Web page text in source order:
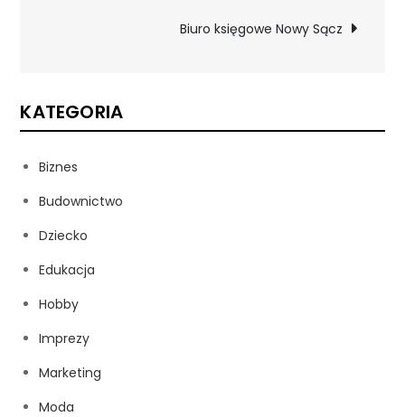
Biuro księgowe Nowy Sącz
KATEGORIA
Biznes
Budownictwo
Dziecko
Edukacja
Hobby
Imprezy
Marketing
Moda